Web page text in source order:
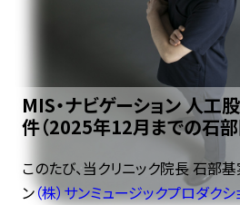
MIS・ナビゲーション 人工
件（2025年12月までの石
このたび、当クリニック院長 石部
ン（株）サンミュージックプロダクシ